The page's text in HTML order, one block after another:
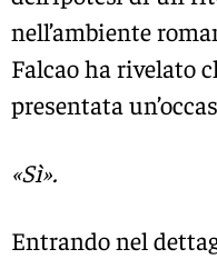
nell’ambiente
Falcao ha rivelato
presentata
«Sì».
Entrando nel